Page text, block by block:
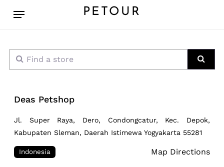
PETOUR
Menu
Find a store
Deas Petshop
Jl. Super Raya, Dero, Condongcatur, Kec. Depok,
Kabupaten Sleman, Daerah Istimewa Yogyakarta 55281
Indonesia Map Directions